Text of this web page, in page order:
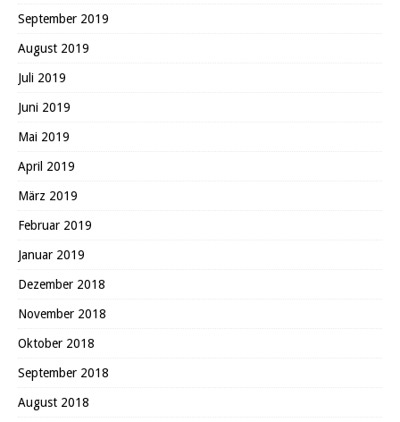
September 2019
August 2019
Juli 2019
Juni 2019
Mai 2019
April 2019
März 2019
Februar 2019
Januar 2019
Dezember 2018
November 2018
Oktober 2018
September 2018
August 2018